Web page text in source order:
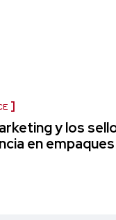
y los
en empaques